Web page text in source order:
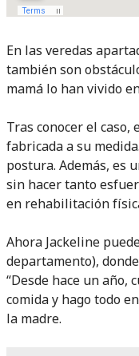
En las veredas
también son
mamá lo han vivido
Tras conocer el caso,
fabricada a su
postura. Además, es
sin hacer tanto
en rehabilitación
Ahora Jackeline
departamento),
“Desde hace un año,
comida y hago todo
la madre.